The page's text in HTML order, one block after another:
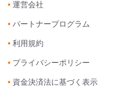
• 運営会社
• パートナープログラム
• 利用規約
• プライバシーポリシー
• 資金決済法に基づく表示